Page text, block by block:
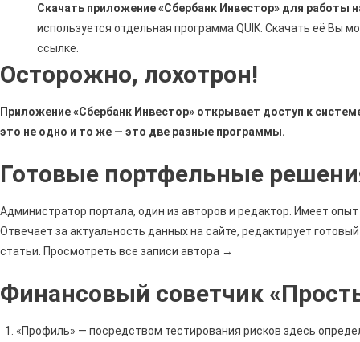
Скачать приложение «Сбербанк Инвестор» для работы
используется отдельная программа QUIK. Скачать её Вы
ссылке.
Осторожно, лохотрон!
Приложение «Сбербанк Инвестор» открывает доступ к
это не одно и то же — это две разные программы.
Готовые портфельные
Администратор портала, один из авторов и редактор. Имеет
Отвечает за актуальность данных на сайте, редактирует
статьи. Просмотреть все записи автора →
Финансовый советчик
«Профиль» — посредством тестирования рисков здесь